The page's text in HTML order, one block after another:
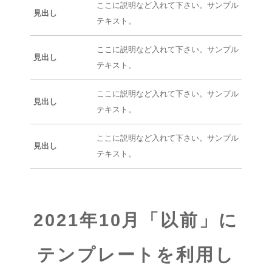
見出し
ここに説明など入れて下さい。サンプル
テキスト。
見出し
ここに説明など入れて下さい。サンプル
テキスト。
見出し
ここに説明など入れて下さい。サンプル
テキスト。
見出し
ここに説明など入れて下さい。サンプル
テキスト。
2021年10月「以前」に
テンプレートを利用し